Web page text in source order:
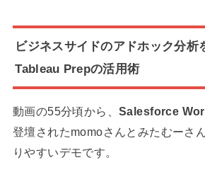
ビジネスサイドのアドホック分析
Tableau Prepの活用術
動画の55分頃から、Salesforce
登壇されたmomoさんとみたむーさ
りやすいデモです。